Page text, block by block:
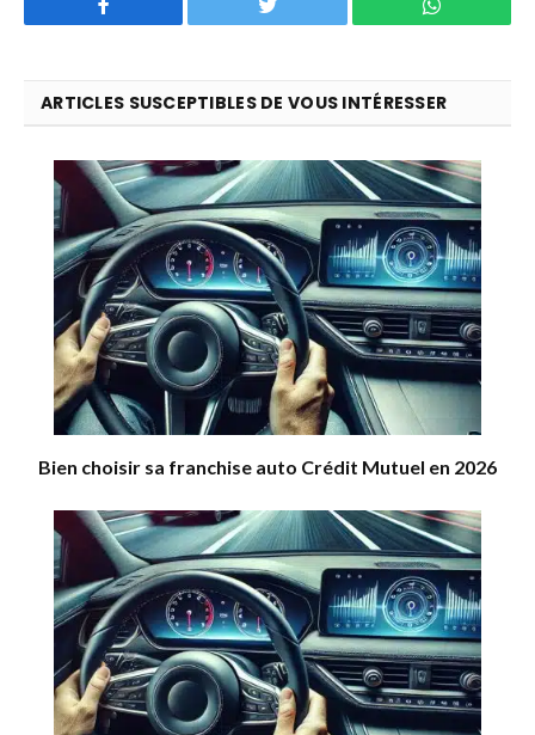
Twitter WhatsApp
ARTICLES SUSCEPTIBLES DE VOUS INTÉRESSER
Bien choisir sa franchise auto Crédit Mutuel en 2026